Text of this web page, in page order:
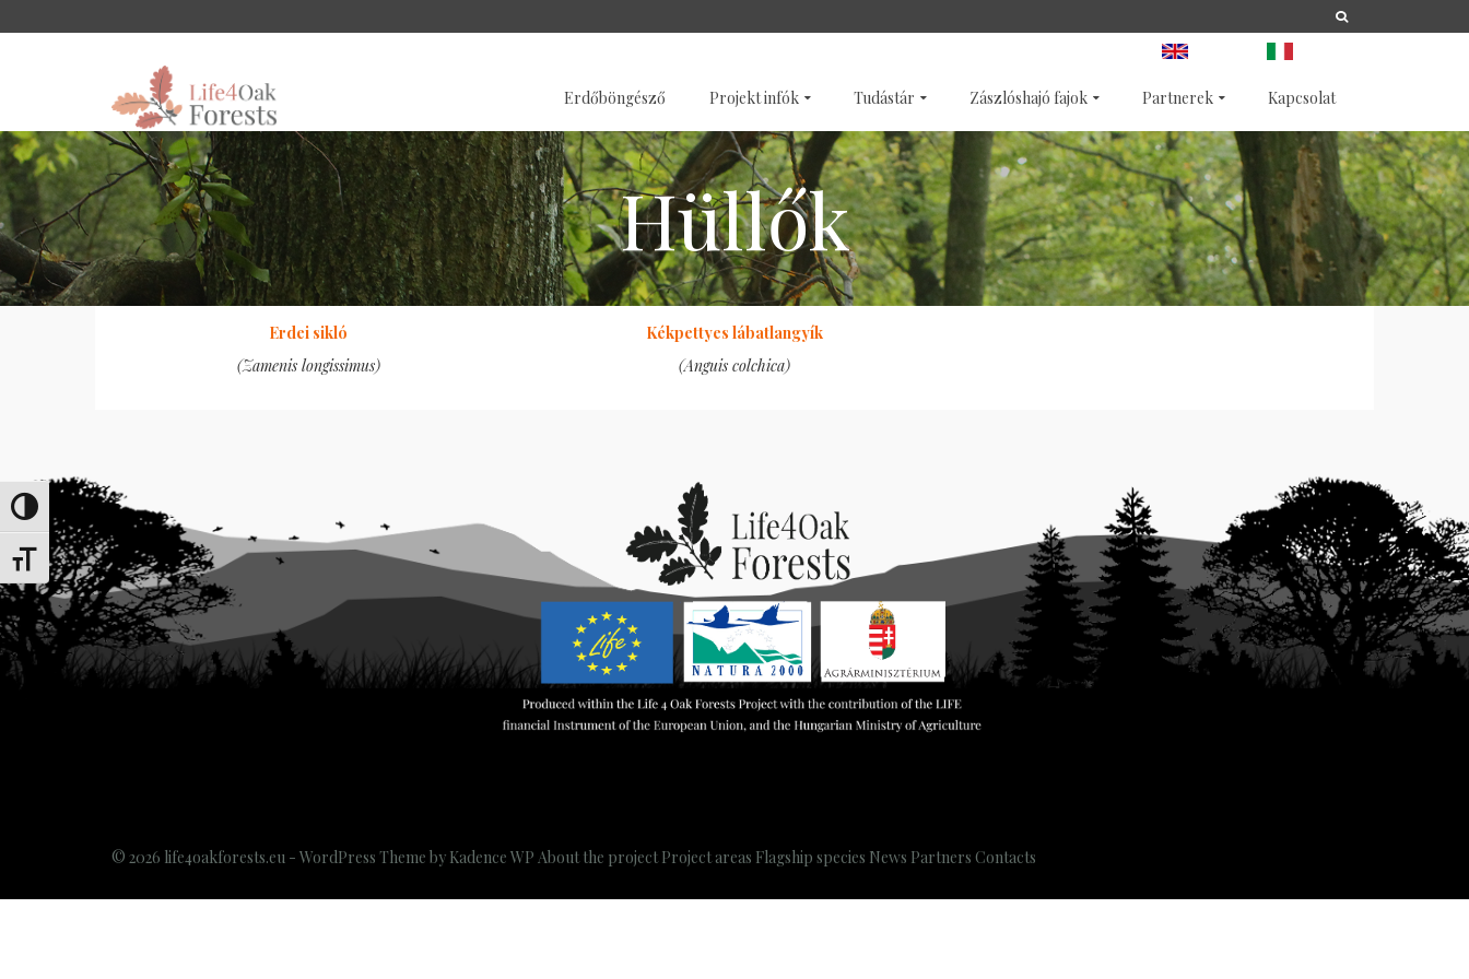
Переключить на высокую контрастность
Переключить на увеличенный шрифт
Erdőböngésző Projekt infók Tudástár Zászlóshajó fajok Partnerek Kapcsolat
Hüllők
Erdei sikló
(Zamenis longissimus)
Kékpettyes lábatlangyík
(Anguis colchica)
© 2026 life4oakforests.eu - WordPress Theme by Kadence WP About the project Project areas Flagship species News Partners Contacts